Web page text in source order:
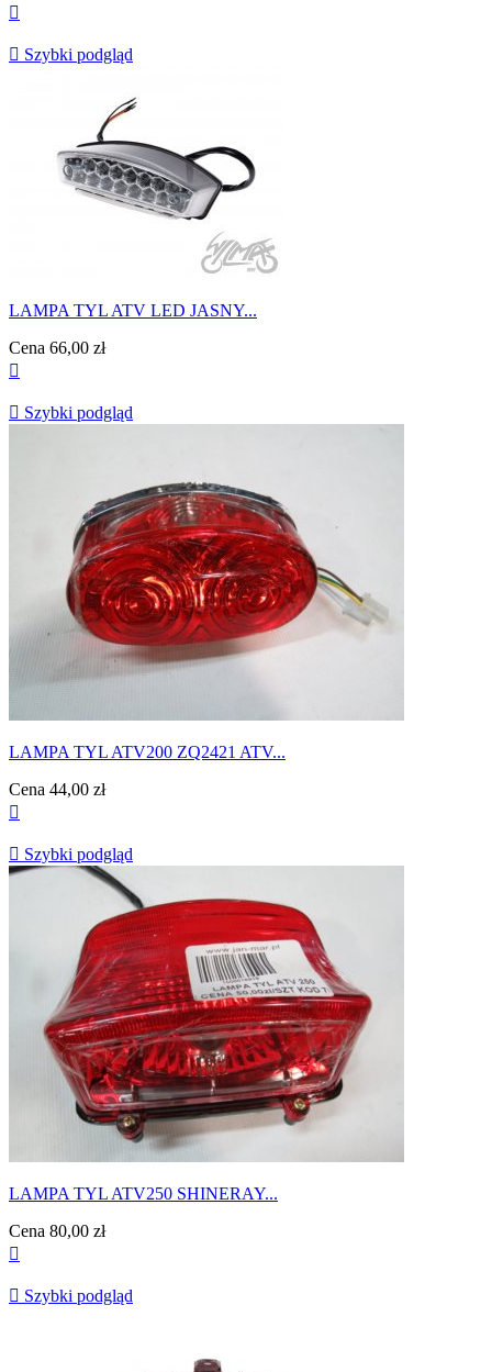

 Szybki podgląd
LAMPA TYL ATV LED JASNY...
Cena 66,00 zł

 Szybki podgląd
LAMPA TYL ATV200 ZQ2421 ATV...
Cena 44,00 zł

 Szybki podgląd
LAMPA TYL ATV250 SHINERAY...
Cena 80,00 zł

 Szybki podgląd